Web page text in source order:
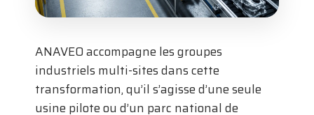
ANAVEO accompagne les groupes
industriels multi-sites dans cette
transformation, qu’il s’agisse d’une seule
usine pilote ou d’un parc national de